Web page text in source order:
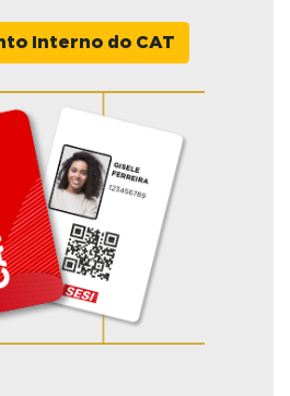
Interno do CAT